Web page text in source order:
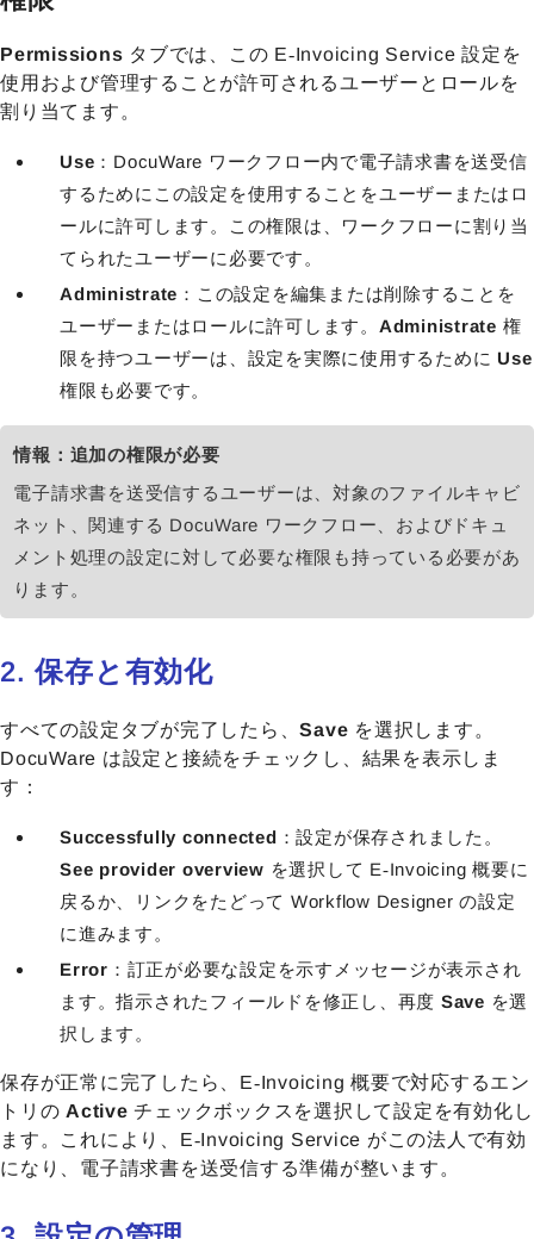
Permissions タブでは、この E‑Invoicing Service 設定を
使用および管理することが許可されるユーザーとロールを
割り当てます。
Use ：DocuWare ワークフロー内で電子請求書を送受信
するためにこの設定を使用することをユーザーまたはロ
ールに許可します。この権限は、ワークフローに割り当
てられたユーザーに必要です。
Administrate ：この設定を編集または削除することを
ユーザーまたはロールに許可します。 Administrate 権
限を持つユーザーは、設定を実際に使用するために Use
権限も必要です。
情報：追加の権限が必要
電子請求書を送受信するユーザーは、対象のファイルキャビ
ネット、関連する DocuWare ワークフロー、およびドキュ
メント処理の設定に対して必要な権限も持っている必要があ
ります。
2. 保存と有効化
すべての設定タブが完了したら、Save を選択します。
DocuWare は設定と接続をチェックし、結果を表示しま
す：
Successfully connected ：設定が保存されました。
See provider overview を選択して E‑Invoicing 概要に
戻るか、リンクをたどって Workflow Designer の設定
に進みます。
Error ：訂正が必要な設定を示すメッセージが表示され
ます。指示されたフィールドを修正し、再度 Save を選
択します。
保存が正常に完了したら、E‑Invoicing 概要で対応するエン
トリの Active チェックボックスを選択して設定を有効化し
ます。これにより、E‑Invoicing Service がこの法人で有効
になり、電子請求書を送受信する準備が整います。